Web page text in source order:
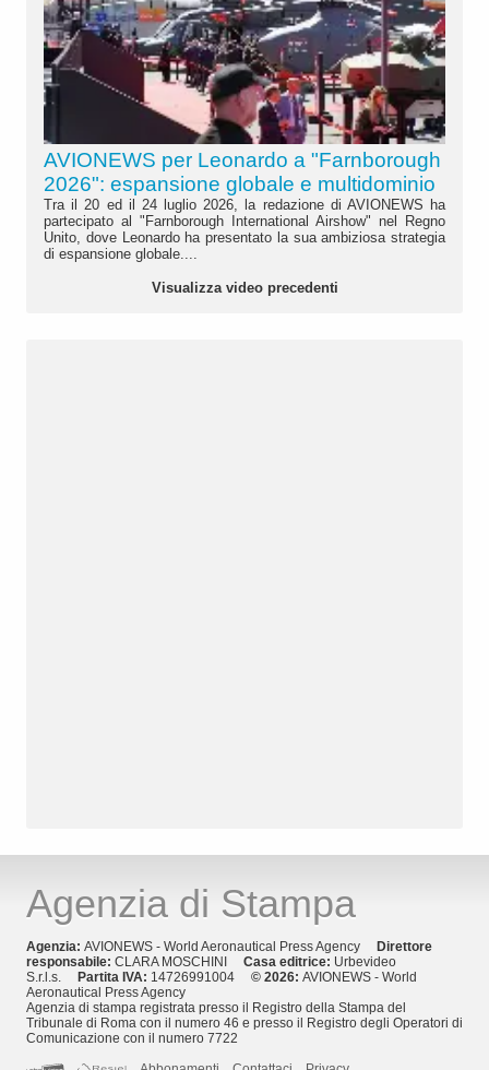
AVIONEWS per Leonardo a "Farnborough
2026": espansione globale e multidominio
Tra il 20 ed il 24 luglio 2026, la redazione di AVIONEWS ha
partecipato al "Farnborough International Airshow" nel Regno
Unito, dove Leonardo ha presentato la sua ambiziosa strategia
di espansione globale....
Visualizza video precedenti
Agenzia di Stampa
Agenzia: AVIONEWS - World Aeronautical Press Agency
Direttore
responsabile: CLARA MOSCHINI Casa editrice: Urbevideo
S.r.l.s.
Partita IVA: 14726991004 © 2026: AVIONEWS - World
Aeronautical Press Agency
Agenzia di stampa registrata presso il Registro della Stampa del
Tribunale di Roma con il numero 46 e presso il Registro degli Operatori di
Comunicazione con il numero 7722